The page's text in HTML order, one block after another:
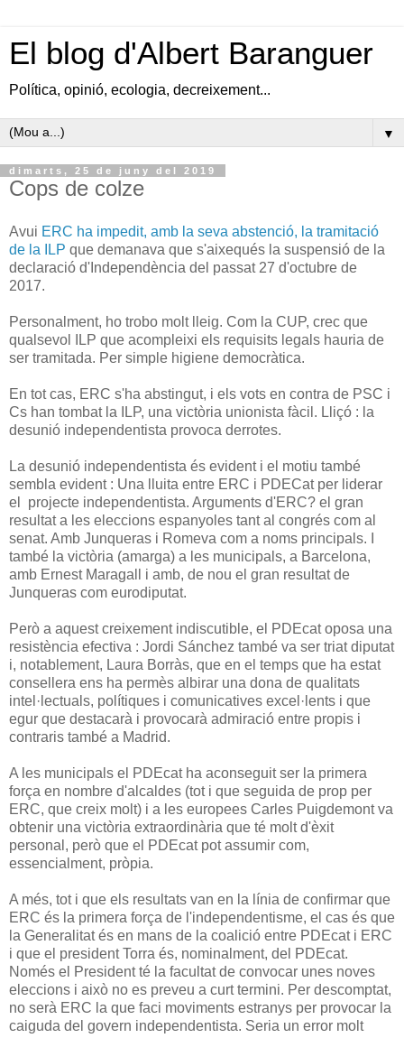
El blog d'Albert Baranguer
Política, opinió, ecologia, decreixement...
▼
dimarts, 25 de juny del 2019
Cops de colze
Avui ERC ha impedit, amb la seva abstenció, la tramitació
de la ILP que demanava que s'aixequés la suspensió de la
declaració d'Independència del passat 27 d'octubre de
2017.
Personalment, ho trobo molt lleig. Com la CUP, crec que
qualsevol ILP que acompleixi els requisits legals hauria de
ser tramitada. Per simple higiene democràtica.
En tot cas, ERC s'ha abstingut, i els vots en contra de PSC i
Cs han tombat la ILP, una victòria unionista fàcil. Lliçó : la
desunió independentista provoca derrotes.
La desunió independentista és evident i el motiu també
sembla evident : Una lluita entre ERC i PDECat per liderar
el projecte independentista. Arguments d'ERC? el gran
resultat a les eleccions espanyoles tant al congrés com al
senat. Amb Junqueras i Romeva com a noms principals. I
també la victòria (amarga) a les municipals, a Barcelona,
amb Ernest Maragall i amb, de nou el gran resultat de
Junqueras com eurodiputat.
Però a aquest creixement indiscutible, el PDEcat oposa una
resistència efectiva : Jordi Sánchez també va ser triat diputat
i, notablement, Laura Borràs, que en el temps que ha estat
consellera ens ha permès albirar una dona de qualitats
intel·lectuals, polítiques i comunicatives excel·lents i que
egur que destacarà i provocarà admiració entre propis i
contraris també a Madrid.
A les municipals el PDEcat ha aconseguit ser la primera
força en nombre d'alcaldes (tot i que seguida de prop per
ERC, que creix molt) i a les europees Carles Puigdemont va
obtenir una victòria extraordinària que té molt d'èxit
personal, però que el PDEcat pot assumir com,
essencialment, pròpia.
A més, tot i que els resultats van en la línia de confirmar que
ERC és la primera força de l'independentisme, el cas és que
la Generalitat és en mans de la coalició entre PDEcat i ERC
i que el president Torra és, nominalment, del PDEcat.
Només el President té la facultat de convocar unes noves
eleccions i això no es preveu a curt termini. Per descomptat,
no serà ERC la que faci moviments estranys per provocar la
caiguda del govern independentista. Seria un error molt